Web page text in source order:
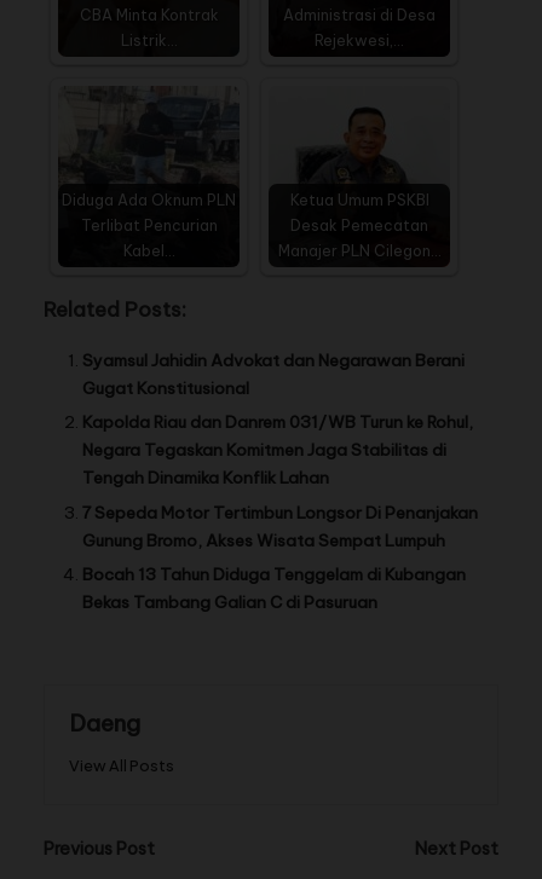
CBA Minta Kontrak
Listrik…
Administrasi di Desa
Rejekwesi,…
Diduga Ada Oknum PLN
Terlibat Pencurian
Kabel…
Ketua Umum PSKBI
Desak Pemecatan
Manajer PLN Cilegon…
Related Posts:
Syamsul Jahidin Advokat dan Negarawan Berani
Gugat Konstitusional
Kapolda Riau dan Danrem 031/WB Turun ke Rohul,
Negara Tegaskan Komitmen Jaga Stabilitas di
Tengah Dinamika Konflik Lahan
7 Sepeda Motor Tertimbun Longsor Di Penanjakan
Gunung Bromo, Akses Wisata Sempat Lumpuh
Bocah 13 Tahun Diduga Tenggelam di Kubangan
Bekas Tambang Galian C di Pasuruan
Daeng
View All Posts
Previous Post
Next Post